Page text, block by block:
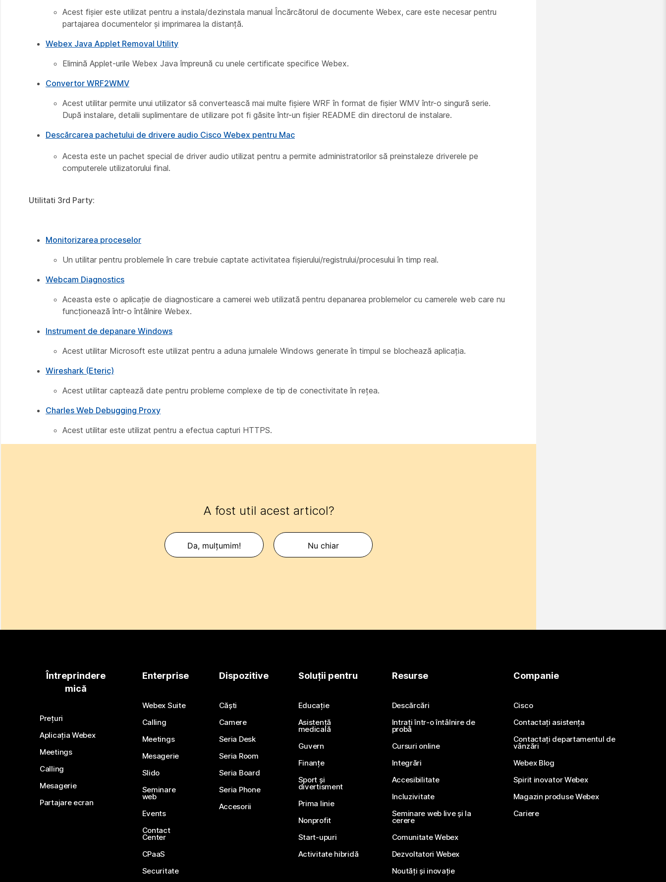
Acest fișier este utilizat pentru a instala/dezinstala manual Încărcătorul de documente Webex, care este necesar pentru
partajarea documentelor și imprimarea la distanță.
Webex Java Applet Removal Utility
Elimină Applet-urile Webex Java împreună cu unele certificate specifice Webex.
Convertor WRF2WMV
Acest utilitar permite unui utilizator să convertească mai multe fișiere WRF în format de fișier WMV într-o singură serie.
După instalare, detalii suplimentare de utilizare pot fi găsite într-un fișier README din directorul de instalare.
Descărcarea pachetului de drivere audio Cisco Webex pentru Mac
Acesta este un pachet special de driver audio utilizat pentru a permite administratorilor să preinstaleze driverele pe
computerele utilizatorului final.
Utilitati 3rd Party:
Monitorizarea proceselor
Un utilitar pentru problemele în care trebuie captate activitatea fișierului/registrului/procesului în timp real.
Webcam Diagnostics
Aceasta este o aplicație de diagnosticare a camerei web utilizată pentru depanarea problemelor cu camerele web care nu
funcționează într-o întâlnire Webex.
Instrument de depanare Windows
Acest utilitar Microsoft este utilizat pentru a aduna jurnalele Windows generate în timpul se blochează aplicația.
Wireshark (Eteric)
Acest utilitar captează date pentru probleme complexe de tip de conectivitate în rețea.
Charles Web Debugging Proxy
Acest utilitar este utilizat pentru a efectua capturi HTTPS.
A fost util acest articol?
Da, mulțumim! Nu chiar
Întreprindere
mică
Prețuri
Aplicația Webex
Meetings
Calling
Mesagerie
Partajare ecran
Enterprise
Webex Suite
Calling
Meetings
Mesagerie
Slido
Seminare
web
Events
Contact
Center
CPaaS
Securitate
Dispozitive
Căști
Camere
Seria Desk
Seria Room
Seria Board
Seria Phone
Accesorii
Soluții pentru
Educație
Asistență
medicală
Guvern
Finanțe
Sport și
divertisment
Prima linie
Nonprofit
Start-upuri
Activitate hibridă
Resurse
Descărcări
Intrați într-o întâlnire de
probă
Cursuri online
Integrări
Accesibilitate
Incluzivitate
Seminare web live și la
cerere
Comunitate Webex
Dezvoltatori Webex
Noutăți și inovație
Companie
Cisco
Contactați asistența
Contactați departamentul de
vânzări
Webex Blog
Spirit inovator Webex
Magazin produse Webex
Cariere